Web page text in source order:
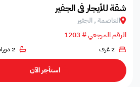
شقة للأيجار في الجفير
العاصمة , الجفير
الرقم المرجعي # 1203
2 غرف 2 دورات مياه
استأجر الآن